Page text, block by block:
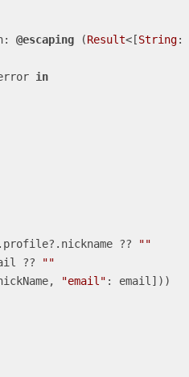
: @escaping (Result<[String:
in
.profile? .nickname ??
""
??
""
"email" : email]))